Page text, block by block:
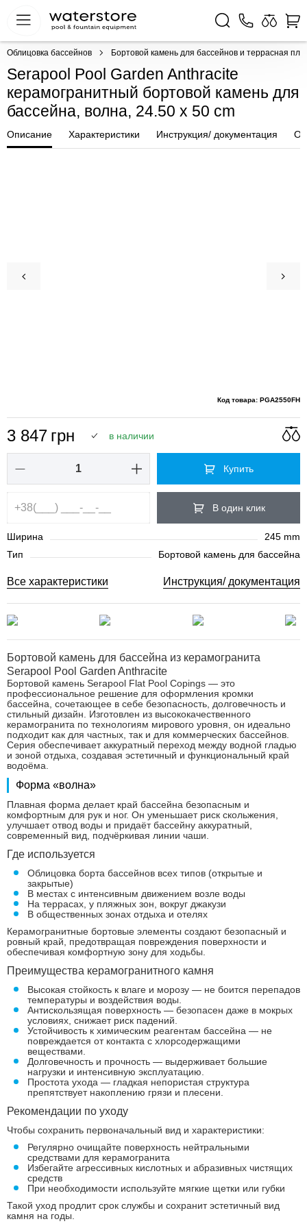
Облицовка бассейнов Бортовой камень для бассейнов и террасная
Serapool Pool Garden Anthracite
керамогранитный бортовой камень для
бассейна, волна, 24.50 x 50 cm
Описание Характеристики Инструкция/ документация
Код товара: PGA2550FH
3 847 грн в наличии
Купить
В один клик
Ширина
245 mm
Тип
Бортовой камень для бассейна
Все характеристики Инструкция/ документация
Бортовой камень для бассейна из керамогранита
Serapool Pool Garden Anthracite
Бортовой камень Serapool Flat Pool Copings — это
профессиональное решение для оформления кромки
бассейна, сочетающее в себе безопасность, долговечность и
стильный дизайн. Изготовлен из высококачественного
керамогранита по технологиям мирового уровня, он идеально
подходит как для частных, так и для коммерческих бассейнов.
Серия обеспечивает аккуратный переход между водной гладью
и зоной отдыха, создавая эстетичный и функциональный край
водоёма.
Форма «волна»
Плавная форма делает край бассейна безопасным и
комфортным для рук и ног. Он уменьшает риск скольжения,
улучшает отвод воды и придаёт бассейну аккуратный,
современный вид, подчёркивая линии чаши.
Где используется
Облицовка борта бассейнов всех типов (открытые и
закрытые)
В местах с интенсивным движением возле воды
На террасах, у пляжных зон, вокруг джакузи
В общественных зонах отдыха и отелях
Керамогранитные бортовые элементы создают безопасный и
ровный край, предотвращая повреждения поверхности и
обеспечивая комфортную зону для ходьбы.
Преимущества керамогранитного камня
Высокая стойкость к влаге и морозу — не боится перепадов
температуры и воздействия воды.
Антискользящая поверхность — безопасен даже в мокрых
условиях, снижает риск падений.
Устойчивость к химическим реагентам бассейна — не
повреждается от контакта с хлорсодержащими
веществами.
Долговечность и прочность — выдерживает большие
нагрузки и интенсивную эксплуатацию.
Простота ухода — гладкая непористая структура
препятствует накоплению грязи и плесени.
Рекомендации по уходу
Чтобы сохранить первоначальный вид и характеристики:
Регулярно очищайте поверхность нейтральными
средствами для керамогранита
Избегайте агрессивных кислотных и абразивных чистящих
средств
При необходимости используйте мягкие щетки или губки
Такой уход продлит срок службы и сохранит эстетичный вид
камня на годы.